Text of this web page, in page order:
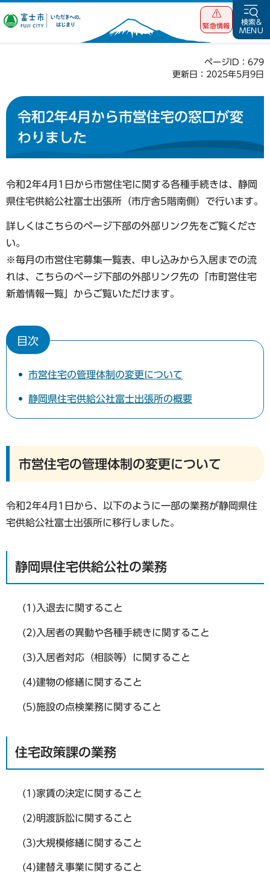
富士市 いただ
緊急情報
検索&
MENU
ページID：679
更新日：2025年5月9日
令和2年4月から市営住宅の窓口が変
わりました
令和2年4月1日から市営住宅に関する各種手続きは、静岡
県住宅供給公社富士出張所（市庁舎5階南側）で行います。
詳しくはこちらのページ下部の外部リンク先をご覧くださ
い。
※毎月の市営住宅募集一覧表、申し込みから入居までの流
れは、こちらのページ下部の外部リンク先の「市町営住宅
新着情報一覧」からご覧いただけます。
目次
市営住宅の管理体制の変更について
静岡県住宅供給公社富士出張所の概要
市営住宅の管理体制の変更について
令和2年4月1日から、以下のように一部の業務が静岡県住
宅供給公社富士出張所に移行しました。
静岡県住宅供給公社の業務
(1)入退去に関すること
(2)入居者の異動や各種手続きに関すること
(3)入居者対応（相談等）に関すること
(4)建物の修繕に関すること
(5)施設の点検業務に関すること
住宅政策課の業務
(1)家賃の決定に関すること
(2)明渡訴訟に関すること
(3)大規模修繕に関すること
(4)建替え事業に関すること